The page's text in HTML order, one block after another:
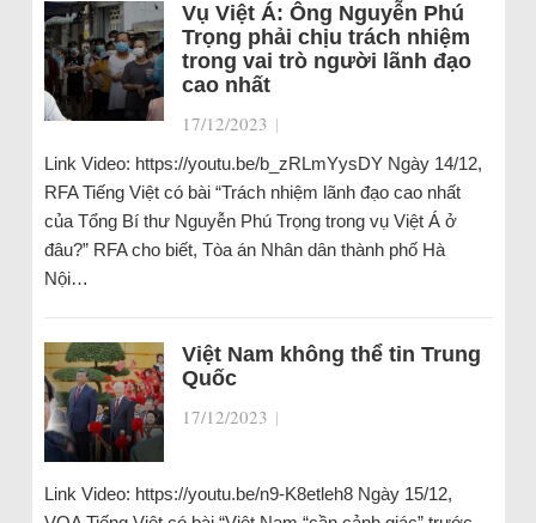
Vụ Việt Á: Ông Nguyễn Phú
Trọng phải chịu trách nhiệm
trong vai trò người lãnh đạo
cao nhất
17/12/2023 |
Link Video: https://youtu.be/b_zRLmYysDY Ngày 14/12,
RFA Tiếng Việt có bài “Trách nhiệm lãnh đạo cao nhất
của Tổng Bí thư Nguyễn Phú Trọng trong vụ Việt Á ở
đâu?” RFA cho biết, Tòa án Nhân dân thành phố Hà
Nội…
Việt Nam không thể tin Trung
Quốc
17/12/2023 |
Link Video: https://youtu.be/n9-K8etleh8 Ngày 15/12,